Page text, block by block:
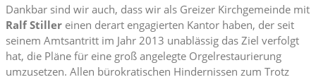
Dankbar sind wir auch, dass wir als Greizer Kirchgemeinde mit
Ralf Stiller einen derart engagierten Kantor haben, der seit
seinem Amtsantritt im Jahr 2013 unablässig das Ziel verfolgt
hat, die Pläne für eine groß angelegte Orgelrestaurierung
umzusetzen. Allen bürokratischen Hindernissen zum Trotz